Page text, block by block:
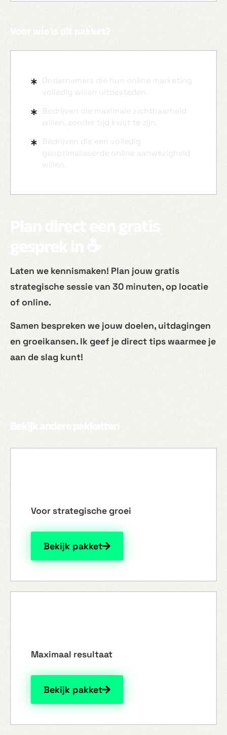
Voor wie is dit pakket?
Ondernemers die hun online marketing
volledig willen uitbesteden.
Bedrijven die maximale zichtbaarheid
willen, zonder tijd kwijt te zijn.
Bedrijven die een volledig
geoptimaliseerde online aanwezigheid
willen.
Plan direct een gratis
gesprek in ☕
Laten we kennismaken! Plan jouw gratis
strategische sessie van 30 minuten, op locatie
of online.
Samen bespreken we jouw doelen, uitdagingen
en groeikansen. Ik geef je direct tips waarmee je
aan de slag kunt!
Bekijk andere pakketten
Voor strategische groei
Bekijk pakket
Maximaal resultaat
Bekijk pakket